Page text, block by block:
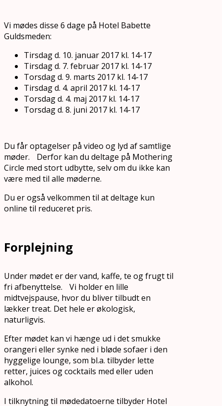
Vi mødes disse 6 dage på Hotel Babette
Guldsmeden:
Tirsdag d. 10. januar 2017 kl. 14-17
Tirsdag d. 7. februar 2017 kl. 14-17
Torsdag d. 9. marts 2017 kl. 14-17
Tirsdag d. 4. april 2017 kl. 14-17
Torsdag d. 4. maj 2017 kl. 14-17
Torsdag d. 8. juni 2017 kl. 14-17
Du får optagelser på video og lyd af samtlige
møder. Derfor kan du deltage på Mothering
Circle med stort udbytte, selv om du ikke kan
være med til alle møderne.
Du er også velkommen til at deltage kun
online til reduceret pris.
Forplejning
Under mødet er der vand, kaffe, te og frugt til
fri afbenyttelse. Vi holder en lille
midtvejspause, hvor du bliver tilbudt en
lækker treat. Det hele er økologisk,
naturligvis.
Efter mødet kan vi hænge ud i det smukke
orangeri eller synke ned i bløde sofaer i den
hyggelige lounge, som bl.a. tilbyder lette
retter, juices og cocktails med eller uden
alkohol.
I tilknytning til mødedatoerne tilbyder Hotel